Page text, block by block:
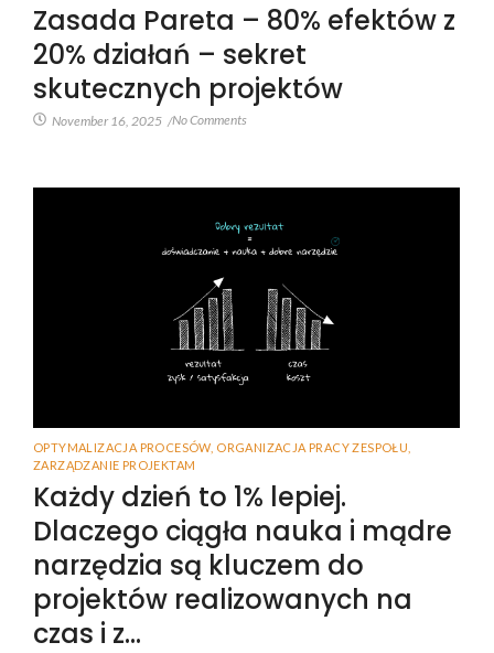
Zasada Pareta – 80% efektów z
20% działań – sekret
skutecznych projektów
November 16, 2025 /No Comments
OPTYMALIZACJA PROCESÓW, ORGANIZACJA PRACY ZESPOŁU
ZARZĄDZANIE PROJEKTAM
Każdy dzień to 1% lepiej.
Dlaczego ciągła nauka i mądre
narzędzia są kluczem do
projektów realizowanych na
czas i z…